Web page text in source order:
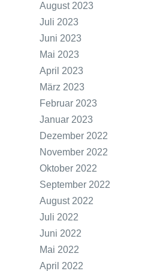
August 2023
Juli 2023
Juni 2023
Mai 2023
April 2023
März 2023
Februar 2023
Januar 2023
Dezember 2022
November 2022
Oktober 2022
September 2022
August 2022
Juli 2022
Juni 2022
Mai 2022
April 2022